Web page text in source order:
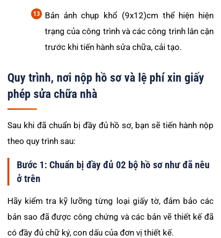
Bản ảnh chụp khổ (9x12)cm thể hiện hiện
trạng của công trình và các công trình lân cận
trước khi tiến hành sửa chữa, cải tạo.
Quy trình, nơi nộp hồ sơ và lệ phí xin giấy
phép sửa chữa nhà
Sau khi đã chuẩn bị đầy đủ hồ sơ, bạn sẽ tiến hành nộp
theo quy trình sau:
Bước 1: Chuẩn bị đầy đủ 02 bộ hồ sơ như đã nêu
ở trên
Hãy kiểm tra kỹ lưỡng từng loại giấy tờ, đảm bảo các
bản sao đã được công chứng và các bản vẽ thiết kế đã
có đầy đủ chữ ký, con dấu của đơn vị thiết kế.